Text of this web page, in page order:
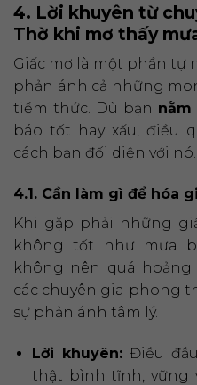
4. Lời khuyên từ
Thờ khi mơ thấy
Giấc mơ là một phần tự
phản ánh cả những
tiềm thức. Dù bạn nằm
báo tốt hay xấu, điều
cách bạn đối diện với nó.
4.1. Cần làm gì để hóa
Khi gặp phải những
không tốt như mưa
không nên quá hoảng
các chuyên gia phong
sự phản ánh tâm lý.
Lời khuyên:Điều
thật bình tĩnh, vững